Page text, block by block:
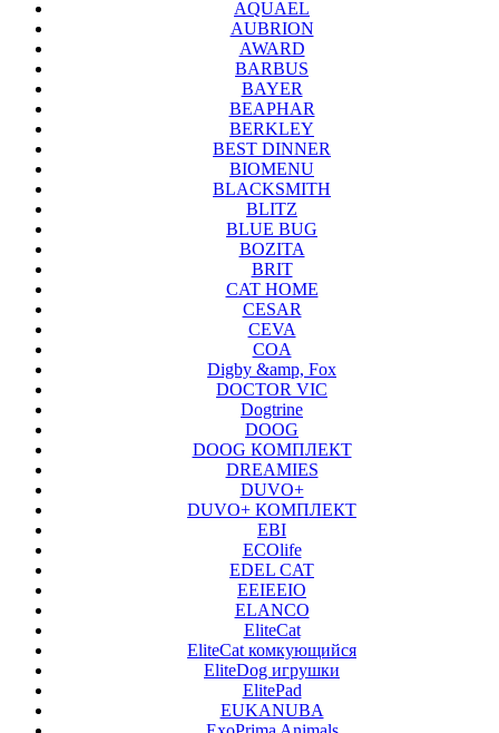
AQUAEL
AUBRION
AWARD
BARBUS
BAYER
BEAPHAR
BERKLEY
BEST DINNER
BIOMENU
BLACKSMITH
BLITZ
BLUE BUG
BOZITA
BRIT
CAT HOME
CESAR
CEVA
COA
Digby &amp, Fox
DOCTOR VIC
Dogtrine
DOOG
DOOG КОМПЛЕКТ
DREAMIES
DUVO+
DUVO+ КОМПЛЕКТ
EBI
ECOlife
EDEL CAT
EEIEEIO
ELANCO
EliteCat
EliteCat комкующийся
EliteDog игрушки
ElitePad
EUKANUBA